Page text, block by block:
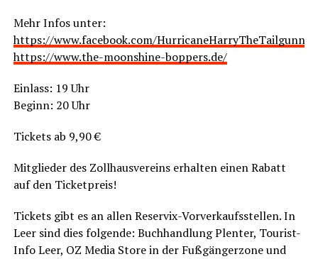
Mehr Infos unter:
https://www.facebook.com/
https://www.the-moonshine-boppers.de/
Ein­lass: 19 Uhr
Beginn: 20 Uhr
Tickets ab 9,90 €
Mit­glie­der des Zoll­haus­ver­eins erhal­ten einen Rabatt
auf den Ticketpreis!
Tickets gibt es an allen Reser­vix-Vor­ver­kaufs­stel­len. In
Leer sind dies fol­gen­de: Buch­hand­lung Ple­n­ter, Tou­rist-
Info Leer, OZ Media Store in der Fuß­gän­ger­zo­ne und